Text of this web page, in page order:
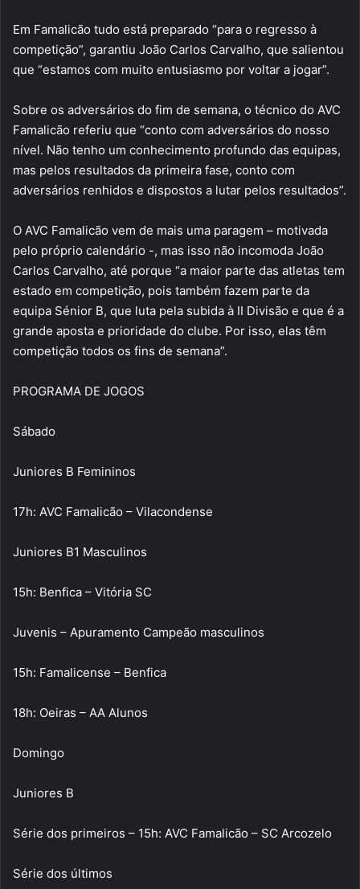
Em Famalicão tudo está preparado “para o regresso à
competição”, garantiu João Carlos Carvalho, que salientou
que “estamos com muito entusiasmo por voltar a jogar”.
Sobre os adversários do fim de semana, o técnico do AVC
Famalicão referiu que “conto com adversários do nosso
nível. Não tenho um conhecimento profundo das equipas,
mas pelos resultados da primeira fase, conto com
adversários renhidos e dispostos a lutar pelos resultados”.
O AVC Famalicão vem de mais uma paragem – motivada
pelo próprio calendário -, mas isso não incomoda João
Carlos Carvalho, até porque “a maior parte das atletas tem
estado em competição, pois também fazem parte da
equipa Sénior B, que luta pela subida à II Divisão e que é a
grande aposta e prioridade do clube. Por isso, elas têm
competição todos os fins de semana”.
PROGRAMA DE JOGOS
Sábado
Juniores B Femininos
17h: AVC Famalicão – Vilacondense
Juniores B1 Masculinos
15h: Benfica – Vitória SC
Juvenis – Apuramento Campeão masculinos
15h: Famalicense – Benfica
18h: Oeiras – AA Alunos
Domingo
Juniores B
Série dos primeiros – 15h: AVC Famalicão – SC Arcozelo
Série dos últimos